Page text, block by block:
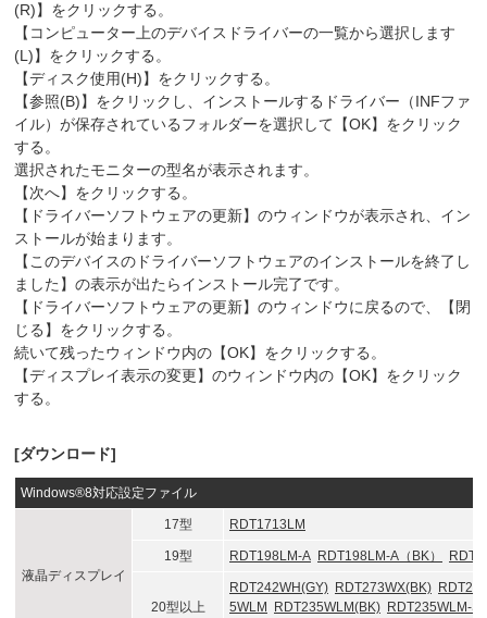
(R)】をクリックする。
【コンピューター上のデバイスドライバーの一覧から選択します
(L)】をクリックする。
【ディスク使用(H)】をクリックする。
【参照(B)】をクリックし、インストールするドライバー（INFファ
イル）が保存されているフォルダーを選択して【OK】をクリック
する。
選択されたモニターの型名が表示されます。
【次へ】をクリックする。
【ドライバーソフトウェアの更新】のウィンドウが表示され、イン
ストールが始まります。
【このデバイスのドライバーソフトウェアのインストールを終了し
ました】の表示が出たらインストール完了です。
【ドライバーソフトウェアの更新】のウィンドウに戻るので、【閉
じる】をクリックする。
続いて残ったウィンドウ内の【OK】をクリックする。
【ディスプレイ表示の変更】のウィンドウ内の【OK】をクリック
する。
[ダウンロード]
Windows®8対応設定ファイル
液晶ディスプレイ
17型 RDT1713LM
19型 RDT198LM-A RDT198LM-A（BK）
20型以上
RDT242WH(GY) RDT273WX(BK)
5WLM
RDT235WLM(BK) RDT235WLM-